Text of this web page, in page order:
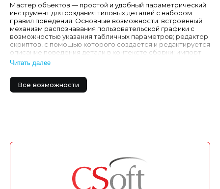
Мастер объектов — простой и удобный параметрический
инструмент для создания типовых деталей с набором
правил поведения. Основные возможности: встроенный
механизм распознавания пользовательской графики с
возможностью указания табличных параметров; редактор
скриптов, с помощью которого создается и редактируется
описание поведения детали в контексте сборки; импорт
табличных данных из внешних фа…
Читать далее
Все возможности